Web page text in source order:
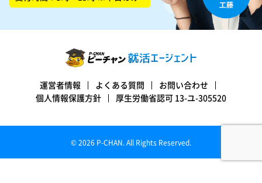
運営者情報 よくある質問
お問い合わせ
個人情報保護方針
厚生労働省認可 13-ユ-305520
© 2026 P-CHAN. All Rights Reserved.